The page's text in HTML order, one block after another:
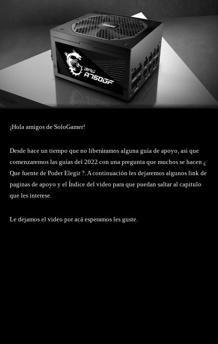
¡Hola amigos de SoloGamer!
Desde hace un tiempo que no liberáramos alguna guía de apoyo, asi que
comenzaremos las guías del 2022 con una pregunta que muchos se hacen ¿
Que fuente de Poder Elegir ?. A continuación les dejaremos algunos link de
paginas de apoyo y el Índice del video para que puedan saltar al capitulo
que les interese.
Le dejamos el video por acá esperamos les guste.